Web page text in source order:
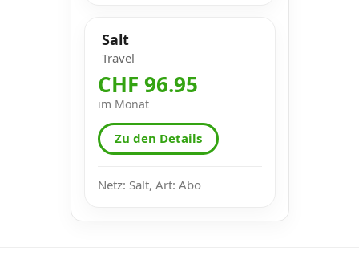
Salt
Travel
CHF 96.95
im Monat
Zu den Details
Netz: Salt, Art: Abo